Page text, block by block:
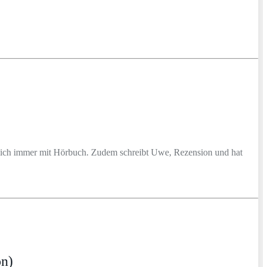
immer mit Hörbuch. Zudem schreibt Uwe, Rezension und hat